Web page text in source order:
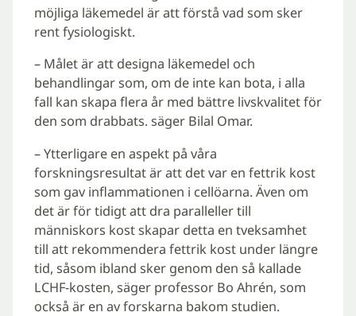
möjliga läkemedel är att förstå vad som sker
rent fysiologiskt.
– Målet är att designa läkemedel och
behandlingar som, om de inte kan bota, i alla
fall kan skapa flera år med bättre livskvalitet för
den som drabbats. säger Bilal Omar.
– Ytterligare en aspekt på våra
forskningsresultat är att det var en fettrik kost
som gav inflammationen i cellöarna. Även om
det är för tidigt att dra paralleller till
människors kost skapar detta en tveksamhet
till att rekommendera fettrik kost under längre
tid, såsom ibland sker genom den så kallade
LCHF-kosten, säger professor Bo Ahrén, som
också är en av forskarna bakom studien.